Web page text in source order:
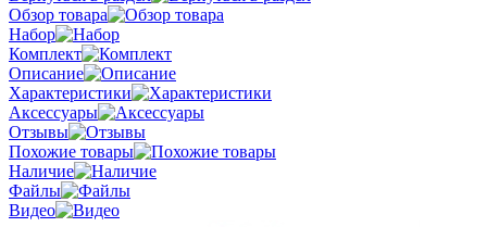
Обзор товара
Набор
Комплект
Описание
Характеристики
Аксессуары
Отзывы
Похожие товары
Наличие
Файлы
Видео